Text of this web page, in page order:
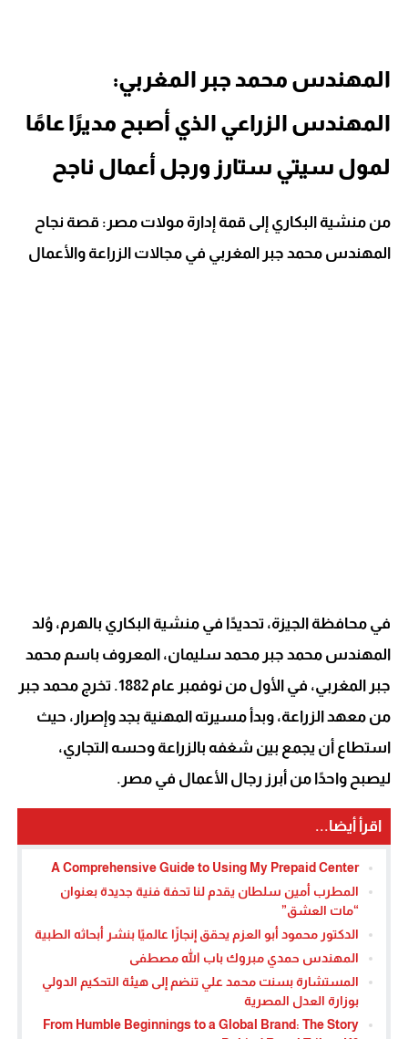
المهندس محمد جبر المغربي:
المهندس الزراعي الذي أصبح مديرًا عامًا
لمول سيتي ستارز ورجل أعمال ناجح
من منشية البكاري إلى قمة إدارة مولات مصر: قصة نجاح
المهندس محمد جبر المغربي في مجالات الزراعة والأعمال
في محافظة الجيزة، تحديدًا في منشية البكاري بالهرم، وُلد
المهندس محمد جبر محمد سليمان، المعروف باسم محمد
جبر المغربي، في الأول من نوفمبر عام 1882. تخرج محمد جبر
من معهد الزراعة، وبدأ مسيرته المهنية بجد وإصرار، حيث
استطاع أن يجمع بين شغفه بالزراعة وحسه التجاري،
ليصبح واحدًا من أبرز رجال الأعمال في مصر.
اقرأ أيضا...
A Comprehensive Guide to Using My Prepaid Center
المطرب أمين سلطان يقدم لنا تحفة فنية جديدة بعنوان
“مات العشق”
الدكتور محمود أبو العزم يحقق إنجازًا عالميًا بنشر أبحاثه الطبية
المهندس حمدي مبروك باب الله مصطفى
المستشارة بسنت محمد علي تنضم إلى هيئة التحكيم الدولي
بوزارة العدل المصرية
From Humble Beginnings to a Global Brand: The Story